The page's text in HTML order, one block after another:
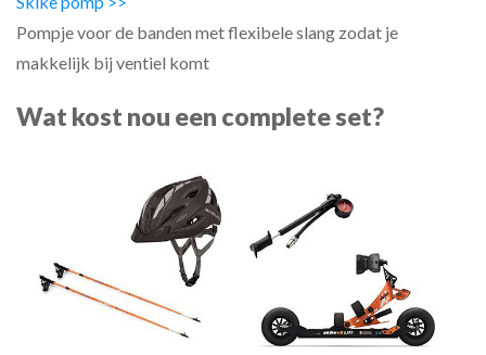
Pompje voor de banden met flexibele slang zodat je
makkelijk bij ventiel komt
Wat kost nou een complete set?